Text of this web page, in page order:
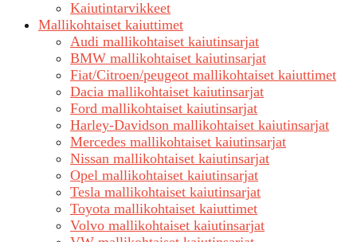
Kaiutintarvikkeet
Mallikohtaiset kaiuttimet
Audi mallikohtaiset kaiutinsarjat
BMW mallikohtaiset kaiutinsarjat
Fiat/Citroen/peugeot mallikohtaiset kaiuttimet
Dacia mallikohtaiset kaiutinsarjat
Ford mallikohtaiset kaiutinsarjat
Harley-Davidson mallikohtaiset kaiutinsarjat
Mercedes mallikohtaiset kaiutinsarjat
Nissan mallikohtaiset kaiutinsarjat
Opel mallikohtaiset kaiutinsarjat
Tesla mallikohtaiset kaiutinsarjat
Toyota mallikohtaiset kaiuttimet
Volvo mallikohtaiset kaiutinsarjat